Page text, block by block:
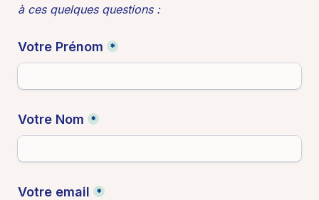
à ces quelques questions :
Votre Prénom *
Votre Nom *
Votre email *